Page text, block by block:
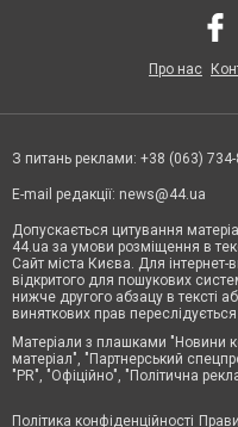
Про нас
З питань реклами: +38 (063)
E-mail редакції: news@44.ua
Допускається цитування
44.ua за умови розміщення в
Сайт міста Києва. Для
відкритого для пошукових
нижче другого абзацу в тексті
виняткових прав
Матеріали з плашками "Новини
матеріал", "Партнерський
"PR", "Офіційно", "Політична
Політика конфіденційності